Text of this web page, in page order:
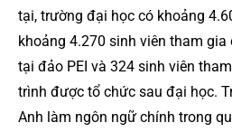
tại, trường đại học có khoảng
khoảng 4.270 sinh viên tham
tại đảo PEI và 324 sinh viên
trình được tổ chức sau đại học.
Anh làm ngôn ngữ chính trong